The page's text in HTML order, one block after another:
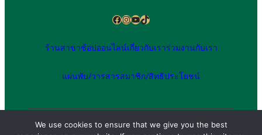
Facebook
Instagram
YouTube
TikTok
ร้านสาขาช้อปออนไลน์เกี่ยวกับเราร่วมงานกับเรา
แผ่นพับ/วารสารสมาชิก/สิทธิประโยชน์
We use cookies to ensure that we give you the best